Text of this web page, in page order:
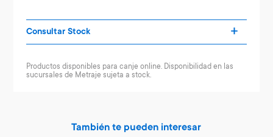
Consultar Stock
Productos disponibles para canje online. Disponibilidad en las
sucursales de Metraje sujeta a stock.
También te pueden interesar